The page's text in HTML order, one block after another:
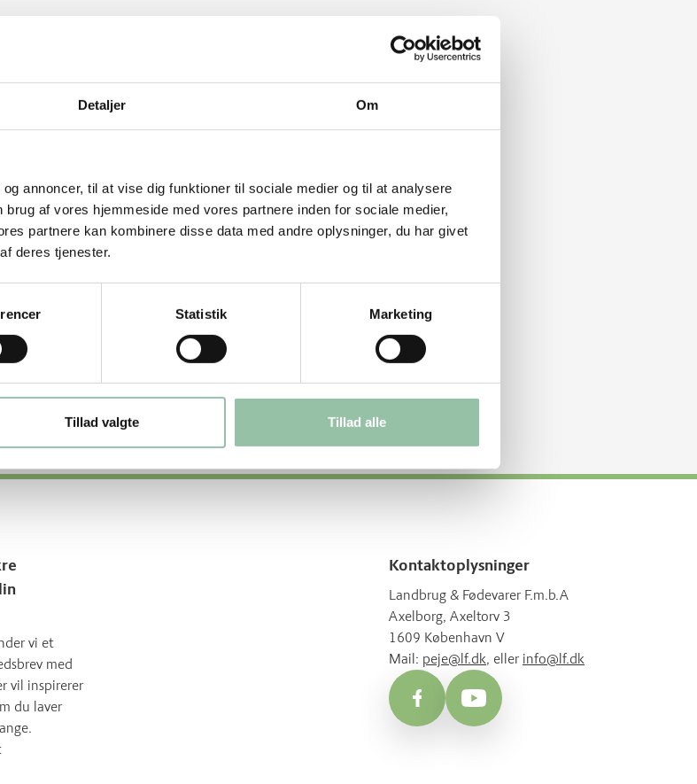
Detaljer Om
annoncer, til at vise dig funktioner til sociale medier og til at analysere
af vores hjemmeside med vores partnere inden for sociale medier,
partnere kan kombinere disse data med andre oplysninger, du har givet
deres tjenester.
Statistik Marketing
Tillad valgte Tillad alle
vi et
med
vil inspirerer
du laver
Kontaktoplysninger
Landbrug & Fødevarer F.m.b.A
Axelborg, Axeltorv 3
1609 København V
Mail: peje@lf.dk, eller info@lf.dk
FacebookYouTube